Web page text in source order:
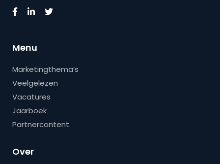
Menu
Marketingthema’s
Veelgelezen
Vacatures
Jaarboek
Partnercontent
Over